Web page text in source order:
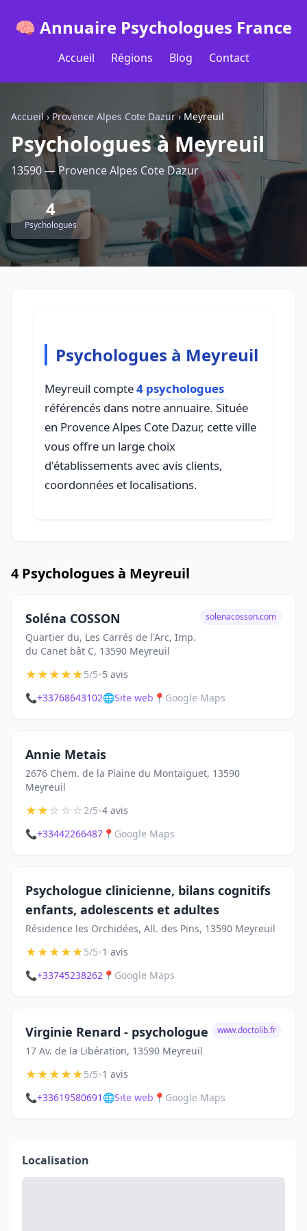
🧠 Annuaire Psychologues France
Accueil Régions Blog Contact
Accueil› Provence Alpes Cote Dazur›Meyreuil
Psychologues à Meyreuil
13590 — Provence Alpes Cote Dazur
4
Psychologues
Psychologues à Meyreuil
Meyreuil compte4 psychologues
référencés dans notre annuaire. Située
en Provence Alpes Cote Dazur, cette ville
vous offre un large choix
d'établissements avec avis clients,
coordonnées et localisations.
4 Psychologues à Meyreuil
Soléna COSSON
Quartier du, Les Carrés de l'Arc, Imp.
du Canet bât C, 13590 Meyreuil
solenacosson.com
★★★★★5/5•5 avis
📞+33768643102🌐Site web 📍 Google Maps
Annie Metais
2676 Chem. de la Plaine du Montaiguet, 13590
Meyreuil
★★☆☆☆2/5•4 avis
📞+33442266487 📍 Google Maps
Psychologue clinicienne, bilans cognitifs
enfants, adolescents et adultes
Résidence les Orchidées, All. des Pins, 13590 Meyreuil
★★★★★5/5•1 avis
📞+33745238262 📍 Google Maps
Virginie Renard - psychologue
17 Av. de la Libération, 13590 Meyreuil
www.doctolib.fr
★★★★★5/5•1 avis
📞+33619580691 🌐Site web 📍 Google Maps
Localisation